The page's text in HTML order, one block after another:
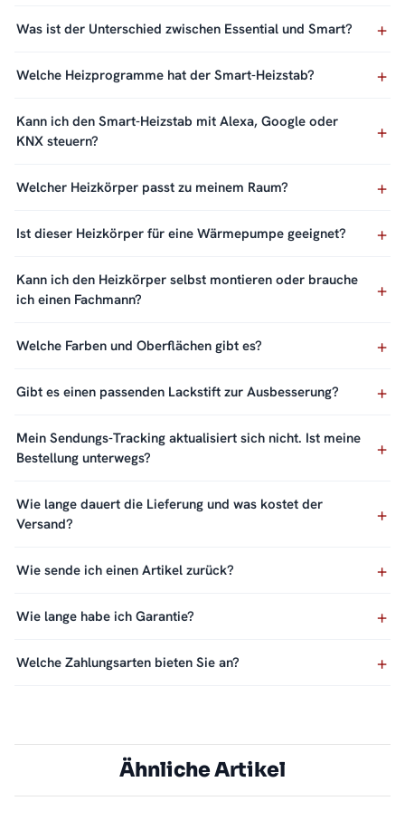
Was ist der Unterschied zwischen Essential und Smart?
Welche Heizprogramme hat der Smart-Heizstab?
Kann ich den Smart-Heizstab mit Alexa, Google oder
KNX steuern?
Welcher Heizkörper passt zu meinem Raum?
Ist dieser Heizkörper für eine Wärmepumpe geeignet?
Kann ich den Heizkörper selbst montieren oder brauche
ich einen Fachmann?
Welche Farben und Oberflächen gibt es?
Gibt es einen passenden Lackstift zur Ausbesserung?
Mein Sendungs-Tracking aktualisiert sich nicht. Ist meine
Bestellung unterwegs?
Wie lange dauert die Lieferung und was kostet der
Versand?
Wie sende ich einen Artikel zurück?
Wie lange habe ich Garantie?
Welche Zahlungsarten bieten Sie an?
Ähnliche Artikel